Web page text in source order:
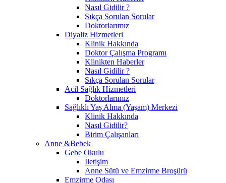
Nasıl Gidilir ?
Sıkça Sorulan Sorular
Doktorlarımız
Diyaliz Hizmetleri
Klinik Hakkında
Doktor Çalışma Programı
Klinikten Haberler
Nasıl Gidilir ?
Sıkça Sorulan Sorular
Acil Sağlık Hizmetleri
Doktorlarımız
Sağlıklı Yaş Alma (Yaşam) Merkezi
Klinik Hakkında
Nasıl Gidilir?
Birim Çalışanları
Anne &Bebek
Gebe Okulu
İletişim
Anne Sütü ve Emzirme Broşürü
Emzirme Odası